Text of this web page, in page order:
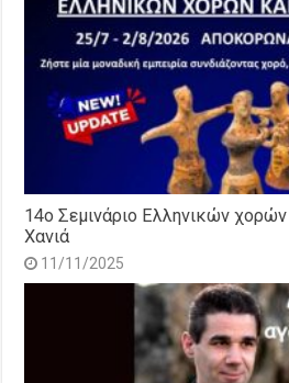
14o Σεμινάριο Ελληνικών
Χανιά
11/11/2025